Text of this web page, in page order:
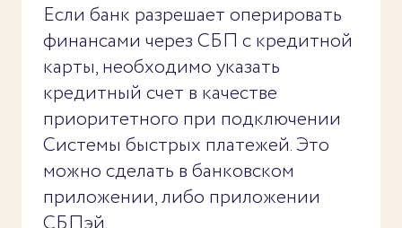
Если банк разрешает оперировать
финансами через СБП с кредитной
карты, необходимо указать
кредитный счет в качестве
приоритетного при подключении
Системы быстрых платежей. Это
можно сделать в банковском
приложении, либо приложении
СБПэй.